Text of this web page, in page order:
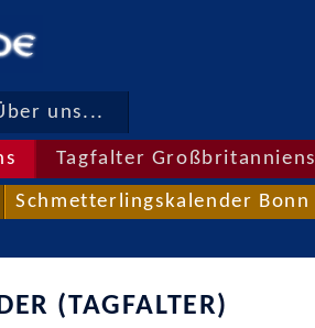
uns...
Tagfalter Großbritanniens
Schmetterlingskalender Bonn
(TAGFALTER)